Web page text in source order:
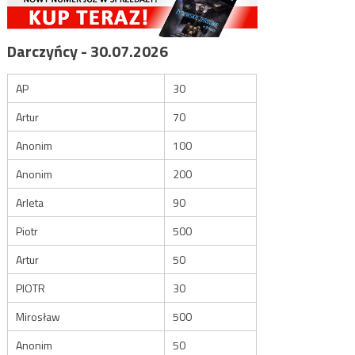
Darczyńcy - 30.07.2026
AP
30
Artur
70
Anonim
100
Anonim
200
Arleta
90
Piotr
500
Artur
50
PIOTR
30
Mirosław
500
Anonim
50